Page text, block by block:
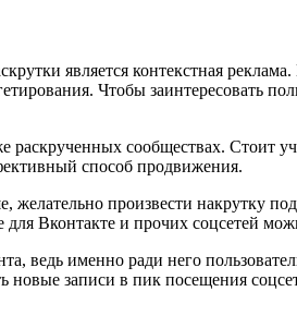
является контекстная
Чтобы заинтересовать
сообществах. Стоит
способ продвижения.
желательно произвести накрутку
для Вконтакте и прочих соцсетей
ведь именно ради него
новые записи в пик посещения